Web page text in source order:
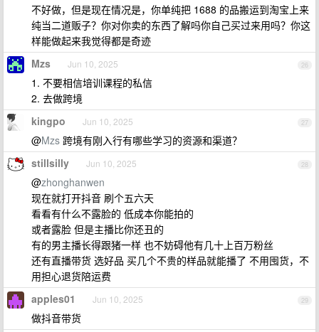
不好做，但是现在情况是，你单纯把 1688 的品搬运到淘宝上来
纯当二道贩子？你对你卖的东西了解吗你自己买过来用吗？你这
样能做起来我觉得都是奇迹
26
Mzs Jun 10, 2025
1. 不要相信培训课程的私信
2. 去做跨境
27
kingpo Jun 10, 2025
@Mzs 跨境有刚入行有哪些学习的资源和渠道？
28
stillsilly Jun 10, 2025
@zhonghanwen
现在就打开抖音 刷个五六天
看看有什么不露脸的 低成本你能拍的
或者露脸 但是主播比你还丑的
有的男主播长得跟猪一样 也不妨碍他有几十上百万粉丝
还有直播带货 选好品 买几个不贵的样品就能播了 不用囤货，不
用担心退货陪运费
29
apples01 Jun 10, 2025
做抖音带货